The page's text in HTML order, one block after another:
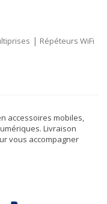
| Répéteurs WiFi
accessoires mobiles,
Livraison
vous accompagner